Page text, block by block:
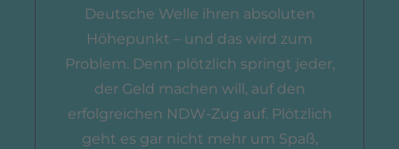
Deutsche Welle ihren absoluten
Höhepunkt – und das wird zum
Problem. Denn plötzlich springt jeder,
der Geld machen will, auf den
erfolgreichen NDW-Zug auf. Plötzlich
geht es gar nicht mehr um Spaß,